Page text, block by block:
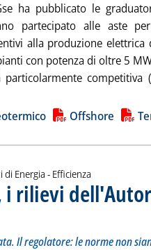
ha pubblicato le
partecipato alle aste
alla produzione
con potenza di oltre 5
competitiva
Offshore
Energia - Efficienza
rilievi
Il regolatore: le norme non